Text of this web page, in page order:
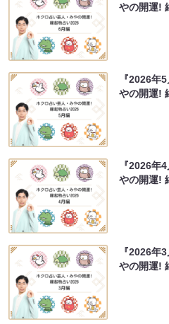
やの開運!
『2026年
やの開運!
『2026年
やの開運!
『2026年
やの開運!